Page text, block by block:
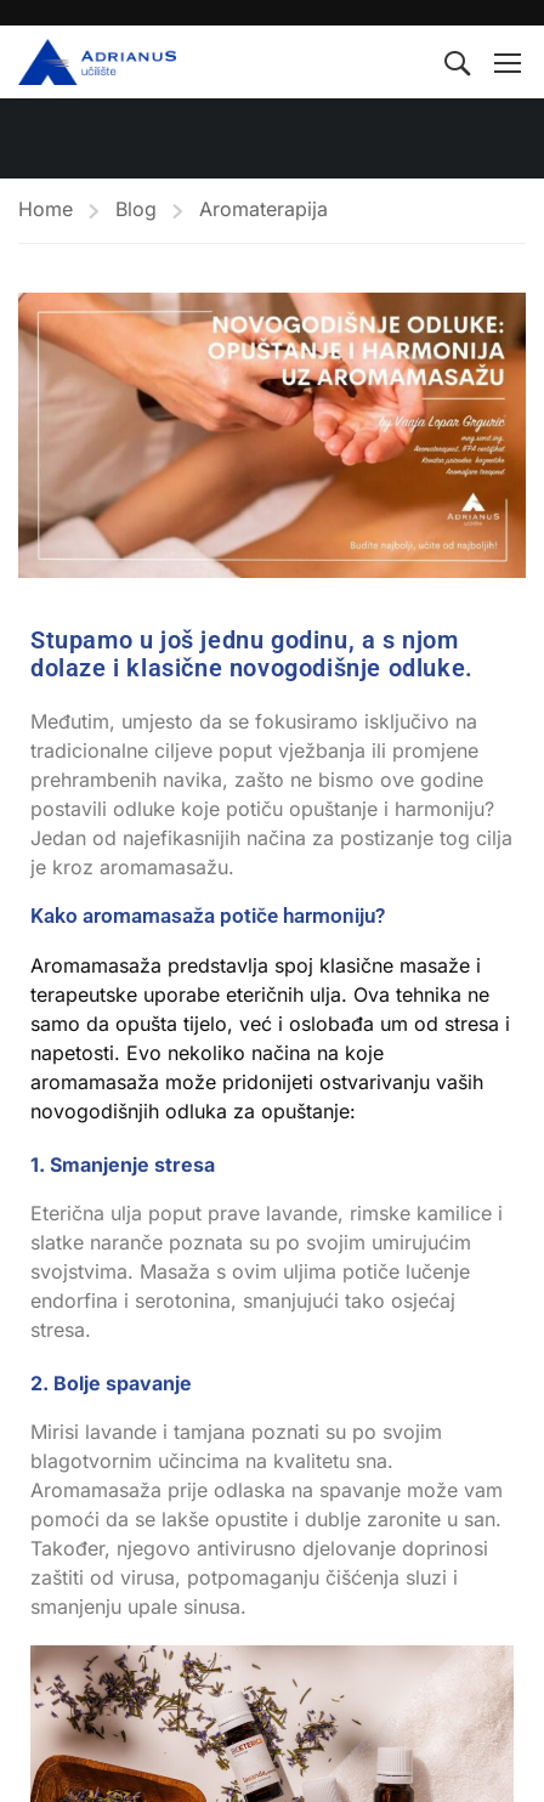
Home Blog Aromaterapija
Stupamo u još jednu godinu, a s njom
dolaze i klasične novogodišnje odluke.
Međutim, umjesto da se fokusiramo isključivo na
tradicionalne ciljeve poput vježbanja ili promjene
prehrambenih navika, zašto ne bismo ove godine
postavili odluke koje potiču opuštanje i harmoniju?
Jedan od najefikasnijih načina za postizanje tog cilja
je kroz aromamasažu.
Kako aromamasaža potiče harmoniju?
Aromamasaža predstavlja spoj klasične masaže i
terapeutske uporabe eteričnih ulja. Ova tehnika ne
samo da opušta tijelo, već i oslobađa um od stresa i
napetosti. Evo nekoliko načina na koje
aromamasaža može pridonijeti ostvarivanju vaših
novogodišnjih odluka za opuštanje:
1. Smanjenje stresa
Eterična ulja poput prave lavande, rimske kamilice i
slatke naranče poznata su po svojim umirujućim
svojstvima. Masaža s ovim uljima potiče lučenje
endorfina i serotonina, smanjujući tako osjećaj
stresa.
2. Bolje spavanje
Mirisi lavande i tamjana poznati su po svojim
blagotvornim učincima na kvalitetu sna.
Aromamasaža prije odlaska na spavanje može vam
pomoći da se lakše opustite i dublje zaronite u san.
Također, njegovo antivirusno djelovanje doprinosi
zaštiti od virusa, potpomaganju čišćenja sluzi i
smanjenju upale sinusa.